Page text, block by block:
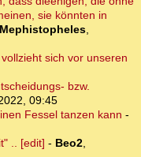
sie könnten in
Mephistopheles,
sich vor unseren
bzw.
09:45
Fessel tanzen kann -
.. [edit] - Beo2,